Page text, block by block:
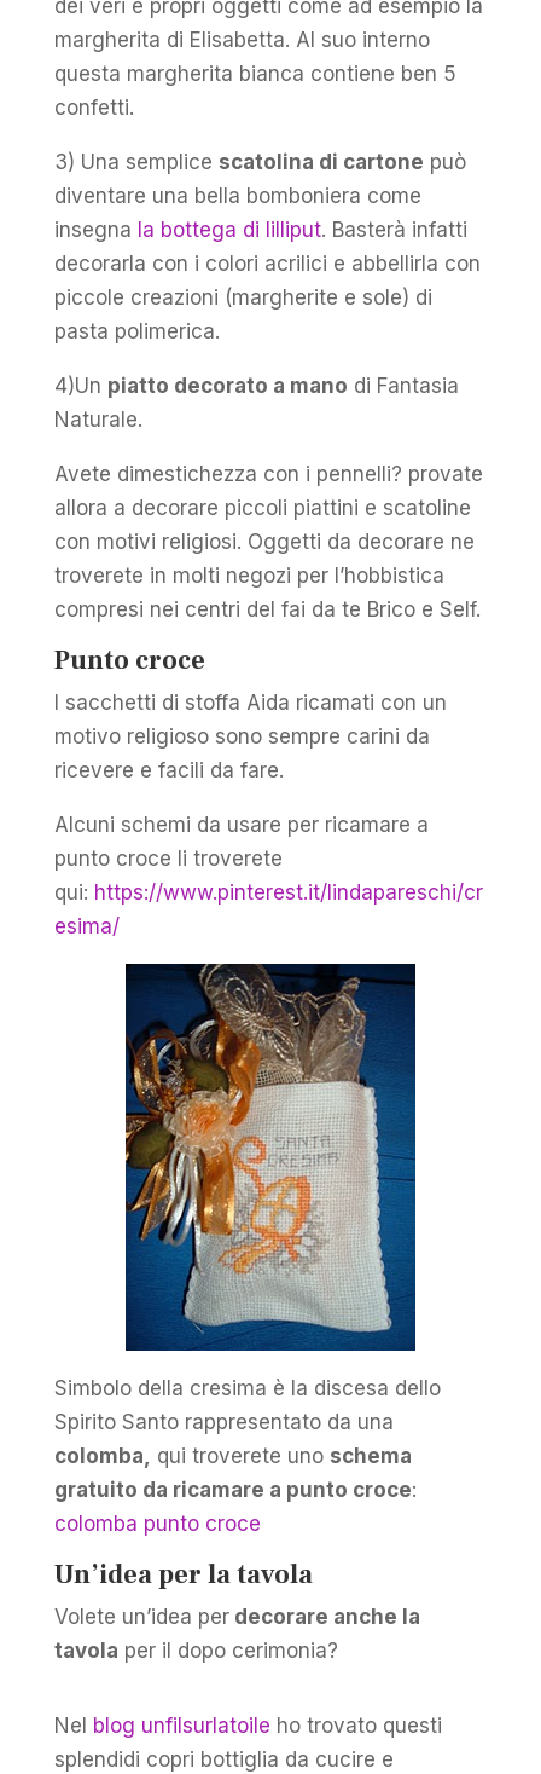
dei veri e propri oggetti come ad esempio la
margherita di Elisabetta. Al suo interno
questa margherita bianca contiene ben 5
confetti.
3) Una semplice scatolina di cartone può
diventare una bella bomboniera come
insegna la bottega di lilliput. Basterà infatti
decorarla con i colori acrilici e abbellirla con
piccole creazioni (margherite e sole) di
pasta polimerica.
4)Un piatto decorato a mano di Fantasia
Naturale.
Avete dimestichezza con i pennelli? provate
allora a decorare piccoli piattini e scatoline
con motivi religiosi. Oggetti da decorare ne
troverete in molti negozi per l’hobbistica
compresi nei centri del fai da te Brico e Self.
Punto croce
I sacchetti di stoffa Aida ricamati con un
motivo religioso sono sempre carini da
ricevere e facili da fare.
Alcuni schemi da usare per ricamare a
punto croce li troverete
qui: https://www.pinterest.it/lindapareschi/cr
esima/
Simbolo della cresima è la discesa dello
Spirito Santo rappresentato da una
colomba, qui troverete uno schema
gratuito da ricamare a punto croce:
colomba punto croce
Un’idea per la tavola
Volete un’idea perdecorare anche la
tavola per il dopo cerimonia?
Nel blog unfilsurlatoile ho trovato questi
splendidi copri bottiglia da cucire e